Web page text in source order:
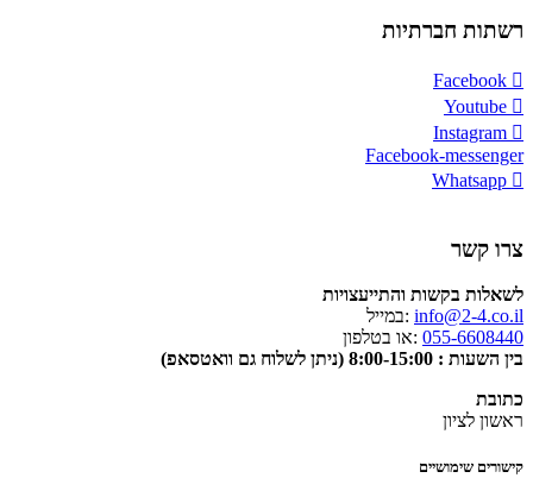
רשתות חברתיות
Facebook
Youtube
Instagram
Facebook-messenger
Whatsapp
צרו קשר
לשאלות בקשות והתייעצויות
info@2-4.co.il :במייל
055-6608440 :או בטלפון
בין השעות : 8:00-15:00 (ניתן לשלוח גם וואטסאפ)
כתובת
ראשון לציון
קישורים שימושיים